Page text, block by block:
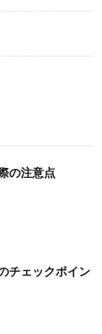
の注意点
チェックポイン